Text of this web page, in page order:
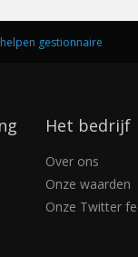
gestionnaire
Het bedrijf
Over ons
Onze waarden
Onze Twitter